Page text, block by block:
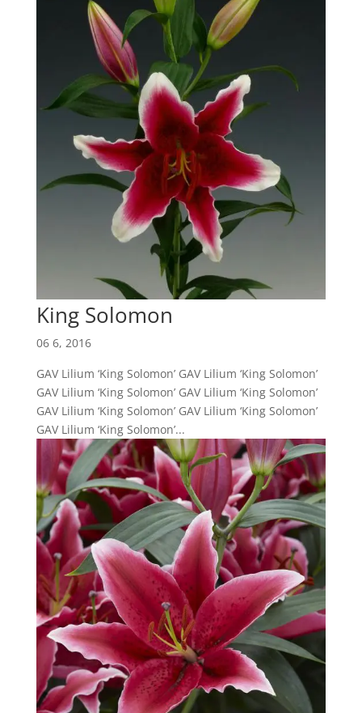
King Solomon
06 6, 2016
GAV Lilium ‘King Solomon’ GAV Lilium ‘King Solomon’
GAV Lilium ‘King Solomon’ GAV Lilium ‘King Solomon’
GAV Lilium ‘King Solomon’ GAV Lilium ‘King Solomon’
GAV Lilium ‘King Solomon’...